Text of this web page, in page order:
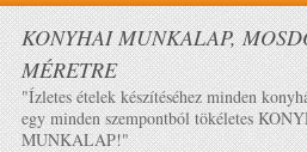
KONYHAI MUNKALAP,
MÉRETRE
"Ízletes ételek készítéséhez minden
egy minden szempontból tökéletes
MUNKALAP!"